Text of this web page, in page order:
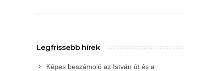
Legfrissebb hírek
Képes beszámoló az István út és a